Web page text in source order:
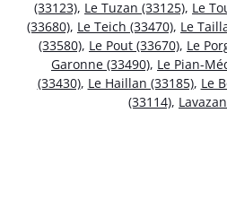
(33123), Le Tuzan (33125), Le
(33680), Le Teich (33470), Le
(33580), Le Pout (33670), Le
Garonne (33490), Le Pian-
(33430), Le Haillan (33185), Le
(33114),